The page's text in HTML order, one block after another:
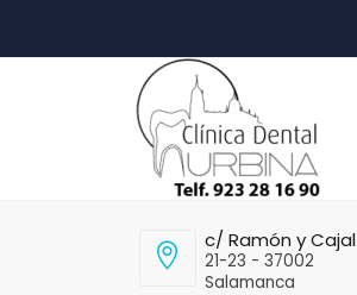
c/ Ramón y Cajal
21-23 - 37002
Salamanca